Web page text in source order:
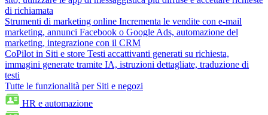
di richiamata
Strumenti di marketing online Incrementa le vendite con e-mail
marketing, annunci Facebook o Google Ads, automazione del
marketing, integrazione con il CRM
CoPilot in Siti e store Testi accattivanti generati su richiesta,
immagini generate tramite IA, istruzioni dettagliate, traduzione di
testi
Tutte le funzionalità per Siti e negozi
HR e automazione